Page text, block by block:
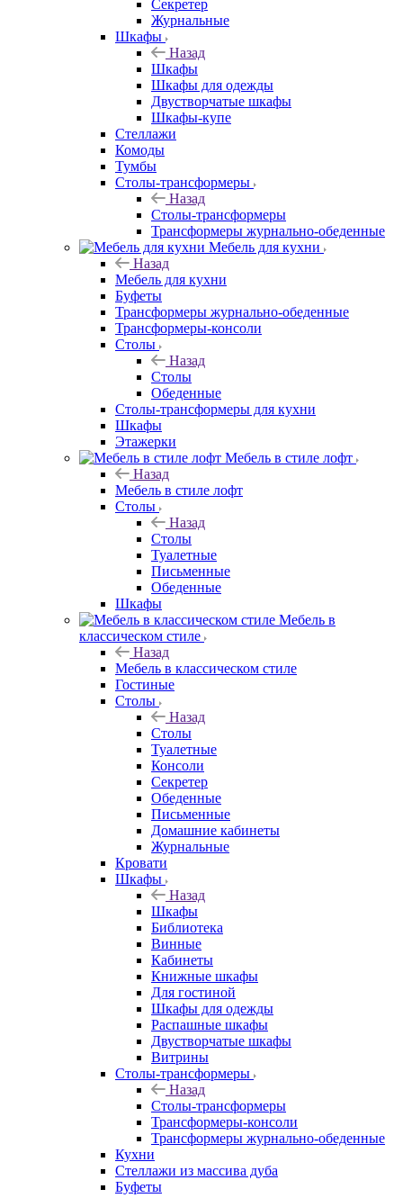
Секретер
Журнальные
Шкафы
Назад
Шкафы
Шкафы для одежды
Двустворчатые шкафы
Шкафы-купе
Стеллажи
Комоды
Тумбы
Столы-трансформеры
Назад
Столы-трансформеры
Трансформеры журнально-обеденные
Мебель для кухни
Назад
Мебель для кухни
Буфеты
Трансформеры журнально-обеденные
Трансформеры-консоли
Столы
Назад
Столы
Обеденные
Столы-трансформеры для кухни
Шкафы
Этажерки
Мебель в стиле лофт
Назад
Мебель в стиле лофт
Столы
Назад
Столы
Туалетные
Письменные
Обеденные
Шкафы
Мебель в
классическом стиле
Назад
Мебель в классическом стиле
Гостиные
Столы
Назад
Столы
Туалетные
Консоли
Секретер
Обеденные
Письменные
Домашние кабинеты
Журнальные
Кровати
Шкафы
Назад
Шкафы
Библиотека
Винные
Кабинеты
Книжные шкафы
Для гостиной
Шкафы для одежды
Распашные шкафы
Двустворчатые шкафы
Витрины
Столы-трансформеры
Назад
Столы-трансформеры
Трансформеры-консоли
Трансформеры журнально-обеденные
Кухни
Стеллажи из массива дуба
Буфеты